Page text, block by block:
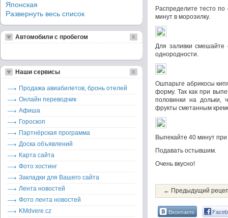
Распределите тесто
минут в морозилку.
Для заливки смешайте
однородности.
Ошпарьте абрикосы
форму. Так как при
половинки на дольки,
фрукты сметанным
Выпекайте 40 минут при
Подавать остывшим.
Очень вкусно!
← Предыдущий
Вконтакте
Японская
Развернуть весь список
Автомобили с пробегом
Наши сервисы
Продажа авиабилетов, бронь отелей
Онлайн переводчик
Афиша
Гороскоп
Партнёрская программа
Доска объявлений
Карта сайта
Фото хостинг
Закладки для Вашего сайта
Лента новостей
Фото лента новостей
KMdvere.cz